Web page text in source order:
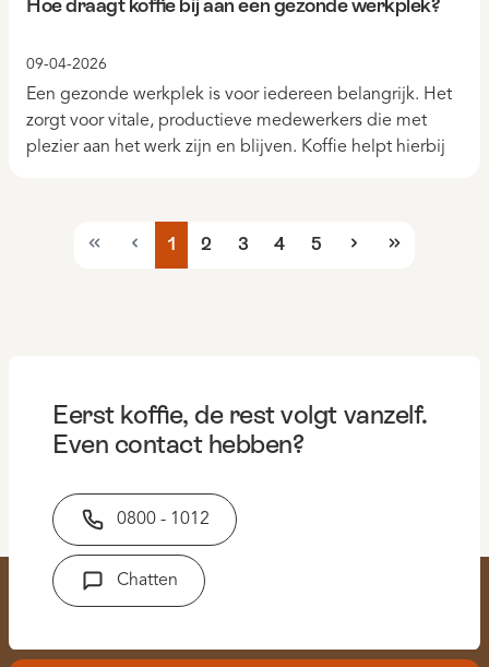
09-04-2026
Een gezonde werkplek is voor iedereen belangrijk. Het
zorgt voor vitale, productieve medewerkers die met
plezier aan het werk zijn en blijven. Koffie helpt hierbij
1 2 3 4 5
Eerst koffie, de rest volgt vanzelf.
Even contact hebben?
0800 - 1012
Chatten